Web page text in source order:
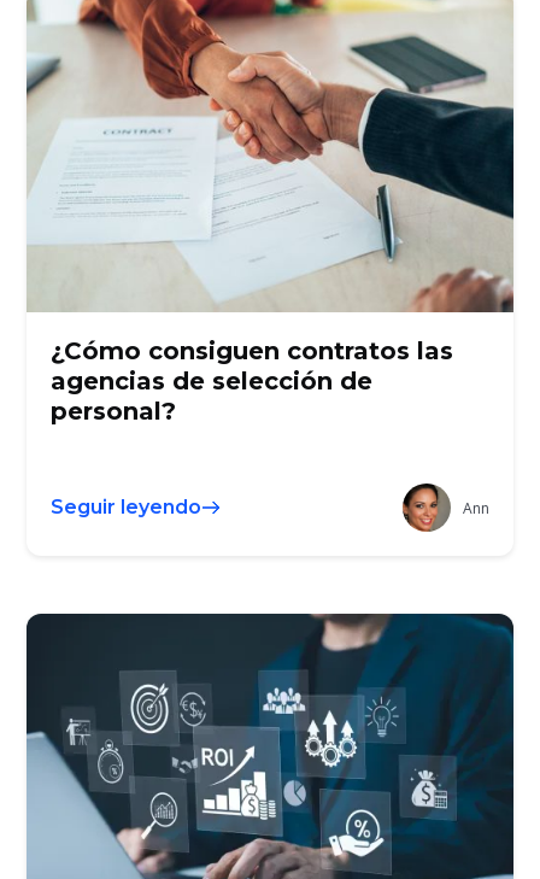
¿Cómo consiguen contratos las
agencias de selección de
personal?
Seguir leyendo Ann